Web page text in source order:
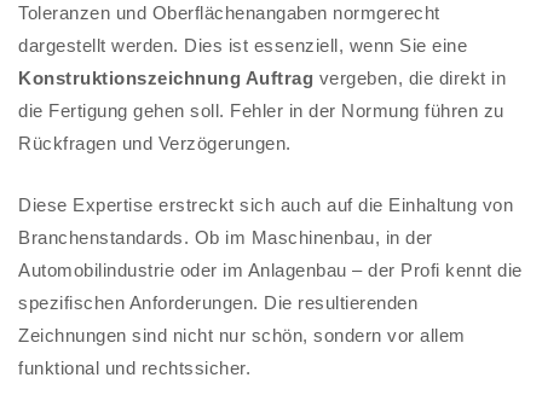
Toleranzen und Oberflächenangaben normgerecht
dargestellt werden. Dies ist essenziell, wenn Sie eine
Konstruktionszeichnung Auftrag vergeben, die direkt in
die Fertigung gehen soll. Fehler in der Normung führen zu
Rückfragen und Verzögerungen.
Diese Expertise erstreckt sich auch auf die Einhaltung von
Branchenstandards. Ob im Maschinenbau, in der
Automobilindustrie oder im Anlagenbau – der Profi kennt die
spezifischen Anforderungen. Die resultierenden
Zeichnungen sind nicht nur schön, sondern vor allem
funktional und rechtssicher.